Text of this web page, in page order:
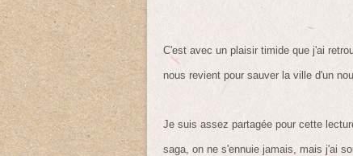
C'est avec un plaisir timide que j'ai
nous revient pour sauver la ville d'un
Je suis assez partagée pour cette
saga, on ne s'ennuie jamais, mais j'ai